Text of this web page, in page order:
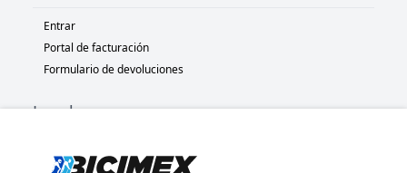
Entrar
Portal de facturación
Formulario de devoluciones
Legal